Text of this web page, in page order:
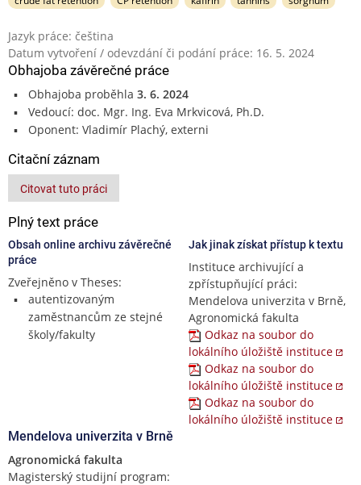
Jazyk práce: čeština
Datum vytvoření / odevzdání či podání práce: 16. 5. 2024
Obhajoba závěrečné práce
Obhajoba proběhla 3. 6. 2024
Vedoucí: doc. Mgr. Ing. Eva Mrkvicová, Ph.D.
Oponent: Vladimír Plachý, externi
Citační záznam
Citovat tuto práci
Plný text práce
Obsah online archivu závěrečné
práce
Zveřejněno v Theses:
autentizovaným
zaměstnancům ze stejné
školy/fakulty
Jak jinak získat přístup k textu
Instituce archivující a
zpřístupňující práci:
Mendelova univerzita v Brně,
Agronomická fakulta
Odkaz na soubor do
lokálního úložiště instituce
Odkaz na soubor do
lokálního úložiště instituce
Odkaz na soubor do
lokálního úložiště instituce
Mendelova univerzita v Brně
Agronomická fakulta
Magisterský studijní program: